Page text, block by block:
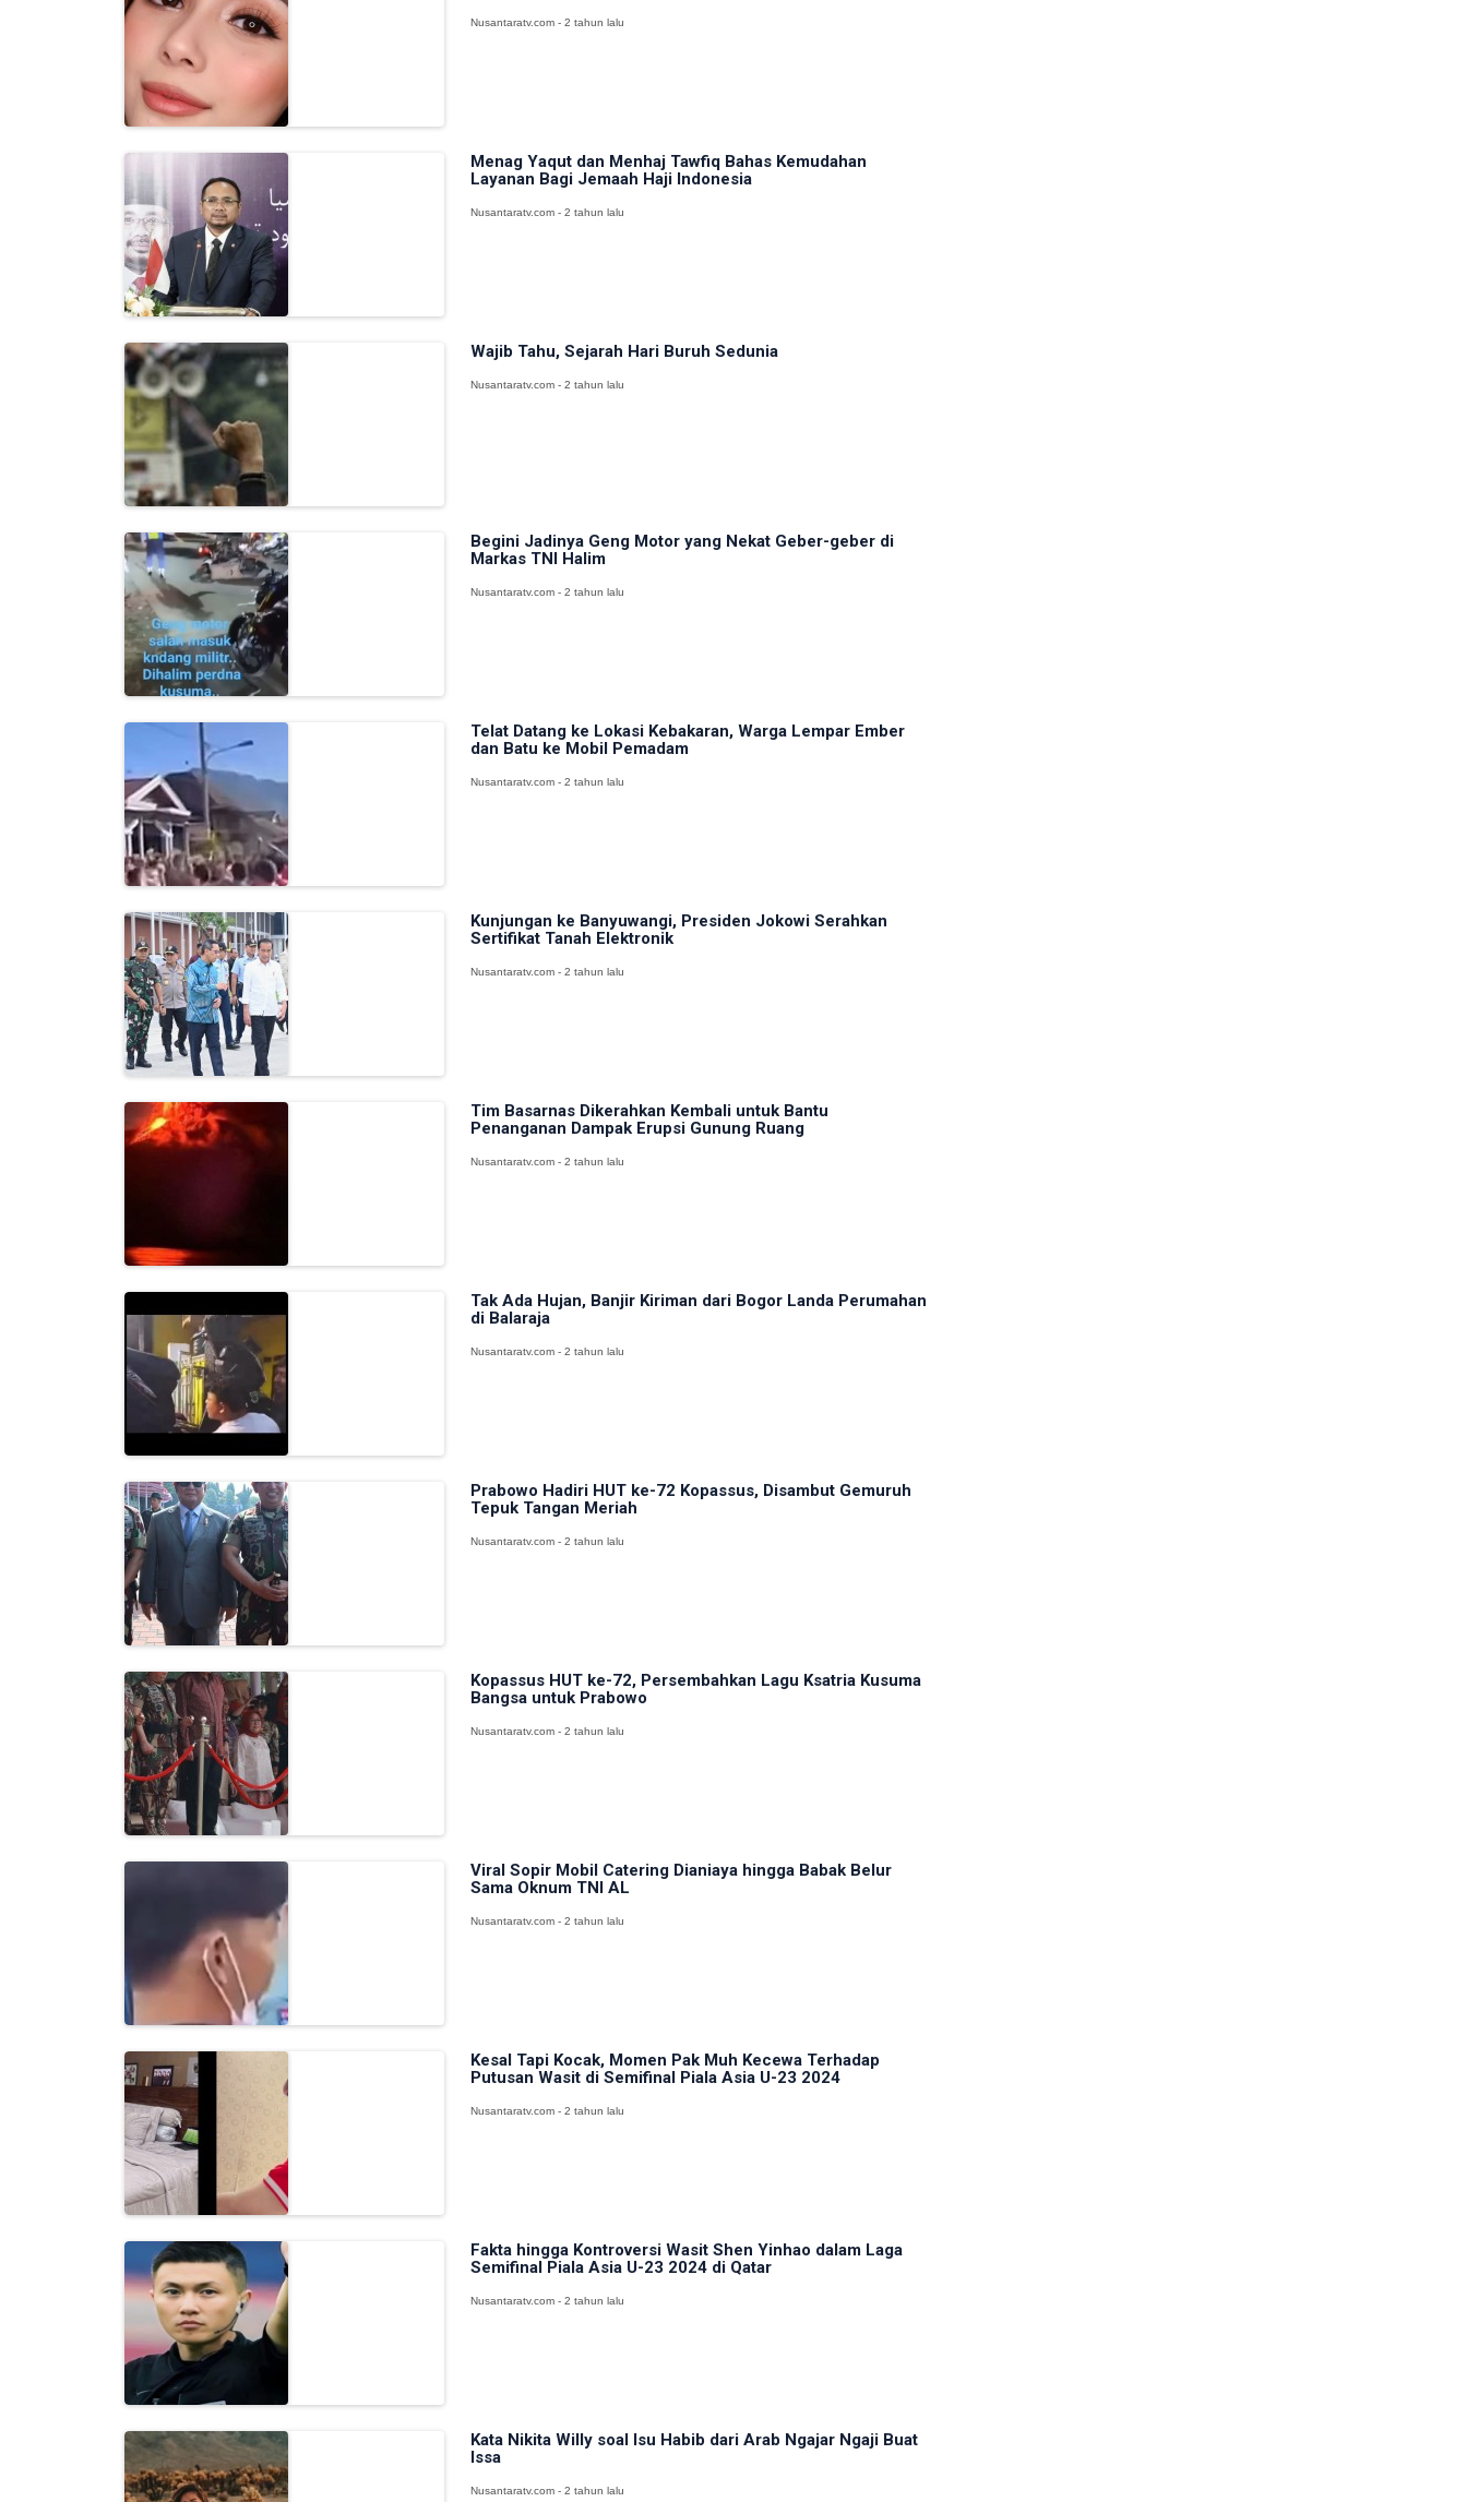
Nusantaratv.com - 2 tahun lalu
Menag Yaqut dan Menhaj Tawfiq Bahas Kemudahan
Layanan Bagi Jemaah Haji Indonesia
Nusantaratv.com - 2 tahun lalu
Wajib Tahu, Sejarah Hari Buruh Sedunia
Nusantaratv.com - 2 tahun lalu
Begini Jadinya Geng Motor yang Nekat Geber-geber di
Markas TNI Halim
Nusantaratv.com - 2 tahun lalu
Telat Datang ke Lokasi Kebakaran, Warga Lempar Ember
dan Batu ke Mobil Pemadam
Nusantaratv.com - 2 tahun lalu
Kunjungan ke Banyuwangi, Presiden Jokowi Serahkan
Sertifikat Tanah Elektronik
Nusantaratv.com - 2 tahun lalu
Tim Basarnas Dikerahkan Kembali untuk Bantu
Penanganan Dampak Erupsi Gunung Ruang
Nusantaratv.com - 2 tahun lalu
Tak Ada Hujan, Banjir Kiriman dari Bogor Landa Perumahan
di Balaraja
Nusantaratv.com - 2 tahun lalu
Prabowo Hadiri HUT ke-72 Kopassus, Disambut Gemuruh
Tepuk Tangan Meriah
Nusantaratv.com - 2 tahun lalu
Kopassus HUT ke-72, Persembahkan Lagu Ksatria Kusuma
Bangsa untuk Prabowo
Nusantaratv.com - 2 tahun lalu
Viral Sopir Mobil Catering Dianiaya hingga Babak Belur
Sama Oknum TNI AL
Nusantaratv.com - 2 tahun lalu
Kesal Tapi Kocak, Momen Pak Muh Kecewa Terhadap
Putusan Wasit di Semifinal Piala Asia U-23 2024
Nusantaratv.com - 2 tahun lalu
Fakta hingga Kontroversi Wasit Shen Yinhao dalam Laga
Semifinal Piala Asia U-23 2024 di Qatar
Nusantaratv.com - 2 tahun lalu
Kata Nikita Willy soal Isu Habib dari Arab Ngajar Ngaji Buat
Issa
Nusantaratv.com - 2 tahun lalu